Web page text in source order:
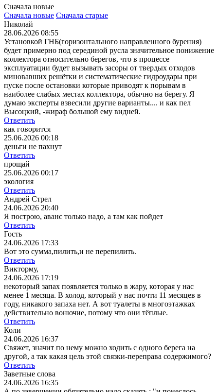
Сначала новые
Сначала новые Сначала старые
Николай
28.06.2026 08:55
Установкой ГНБ(горизонтального направленного бурения)
будет примерно под серединой русла значительное понижение
коллектора относительно берегов, что в процессе
эксплуатации будет вызывать засоры от твердых отходов
миновавших решётки и систематические гидроудары при
пуске после остановки которые приводят к порывам в
наиболее слабых местах коллектора, обычно на берегу. Я
думаю эксперты взвесили другие варианты.... и как пел
Высоцкий, -жираф большой ему видней.
Ответить
как говорится
25.06.2026 00:18
деньги не пахнут
Ответить
прощай
25.06.2026 00:17
экология
Ответить
Андрей Стрел
24.06.2026 20:40
Я построю, аванс только надо, а там как пойдет
Ответить
Гость
24.06.2026 17:33
Вот это сумма,пилить,и не перепилить.
Ответить
Викторму,
24.06.2026 17:19
некоторый запах появляется только в жару, которая у нас
менее 1 месяца. В холод, который у нас почти 11 месяцев в
году, никакого запаха нет. А вот туалеты в многоэтажках
действительно вонючие, потому что они тёплые.
Ответить
Коли
24.06.2026 16:37
Свяжет, значит по нему можно ходить с одного берега на
другой, а так какая цель этой связки-переправа содержимого?
Ответить
Заветные слова
24.06.2026 16:35